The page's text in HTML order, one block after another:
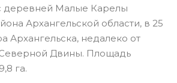
деревней Малые Карелы
Архангельской области, в 25
Архангельска, недалеко от
Двины. Площадь
га.